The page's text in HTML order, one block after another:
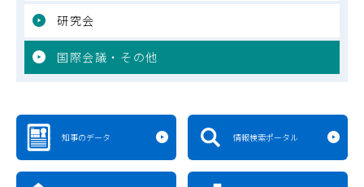
研究会
国際会議・その他
知事のデータ 情報検索ポータル